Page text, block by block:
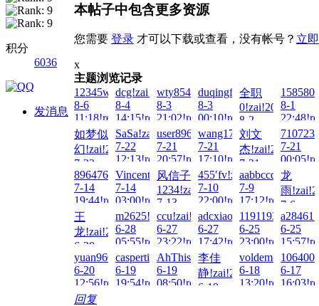
积分
6036
发消息
本帖子中包含更多资源
您需要 登录 才可以下载或查看，没有帐号？ 立
x
主题浏览记录
12345wto!zai!2026-
8-6
11:18!read!
dcg!zai!2026-
8-4
14:15!read!
wty854414!zai!2026-
8-3
21:02!read!
duqingfeiwu10!zai!2026-
8-3
00:10!read!
全职
0!zai!2026-
8-2
08:43!read!
8-1
如梦似
幻!zai!2026-
7-22
15:03!read!
SaSa!zai!2026-
7-22
12:13!read!
user8963!zai!2026-
7-21
20:57!read!
wang172@!zai!2026-
7-21
17:10!read!
刘文
杰!zai!2026-
7-21
15:03!read!
7-21
896476764@qq.co!zai!2026-
7-14
19:44!read!
Vincent1232!zai!2026-
7-14
03:00!read!
风信子
1234!zai!2026-
7-13
21:32!read!
455′fv!zai!2026-
7-10
22:00!read!
7-9
17:12!read!
龙
雨
7-6
王
龙!zai!2026-
6-28
09:28!read!
m2625!zai!2026-
6-28
05:55!read!
ccu!zai!2026-
6-27
23:22!read!
adcxiaomeng!zai!2026-
6-27
17:42!read!
6-25
23:00!read!
6-25
yuan960412!zai!2026-
6-20
12:56!read!
caspertien!zai!2026-
6-19
19:54!read!
AhThis!zai!2026-
6-19
08:50!read!
李佳
静!zai!2026-
6-19
6-18
13:20!read!
6-17
回复